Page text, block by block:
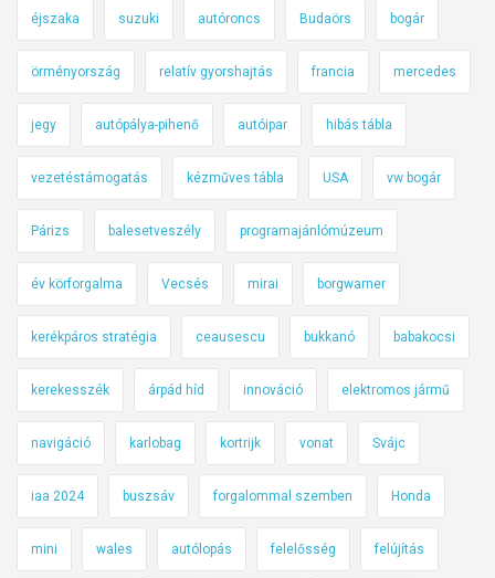
éjszaka suzuki autóroncs Budaörs bogár
örményország relatív gyorshajtás francia mercedes
jegy autópálya-pihenő autóipar hibás tábla
vezetéstámogatás kézműves tábla USA vw bogár
Párizs balesetveszély programajánlómúzeum
év körforgalma Vecsés mirai borgwarner
kerékpáros stratégia ceausescu bukkanó babakocsi
kerekesszék árpád híd innováció elektromos jármű
navigáció karlobag kortrijk vonat Svájc
iaa 2024 buszsáv forgalommal szemben Honda
mini wales autólopás felelősség felújítás